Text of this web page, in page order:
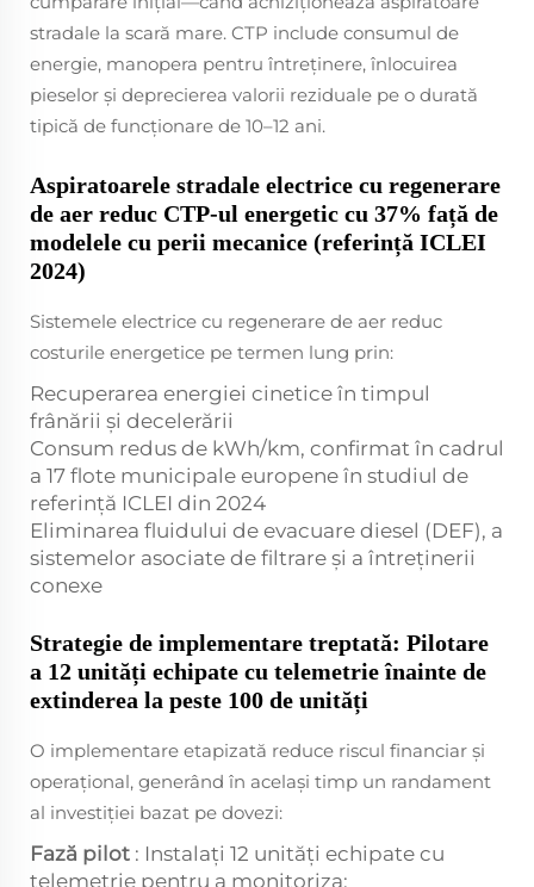
stradale la scară mare. CTP include consumul de
energie, manopera pentru întreținere, înlocuirea
pieselor și deprecierea valorii reziduale pe o durată
tipică de funcționare de 10–12 ani.
Aspiratoarele stradale electrice cu regenerare
de aer reduc CTP-ul energetic cu 37% față de
modelele cu perii mecanice (referință ICLEI
2024)
Sistemele electrice cu regenerare de aer reduc
costurile energetice pe termen lung prin:
Recuperarea energiei cinetice în timpul
frânării și decelerării
Consum redus de kWh/km, confirmat în cadrul
a 17 flote municipale europene în studiul de
referință ICLEI din 2024
Eliminarea fluidului de evacuare diesel (DEF), a
sistemelor asociate de filtrare și a întreținerii
conexe
Strategie de implementare treptată: Pilotare
a 12 unități echipate cu telemetrie înainte de
extinderea la peste 100 de unități
O implementare etapizată reduce riscul financiar și
operațional, generând în același timp un randament
al investiției bazat pe dovezi:
Fază pilot : Instalați 12 unități echipate cu
telemetrie pentru a monitoriza: